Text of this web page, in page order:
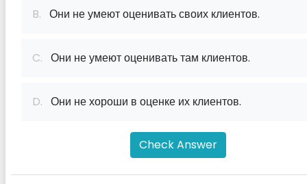
B. Они не умеют оценивать своих клиентов.
C. Они не умеют оценивать там клиентов.
D. Они не хороши в оценке их клиентов.
Check Answer